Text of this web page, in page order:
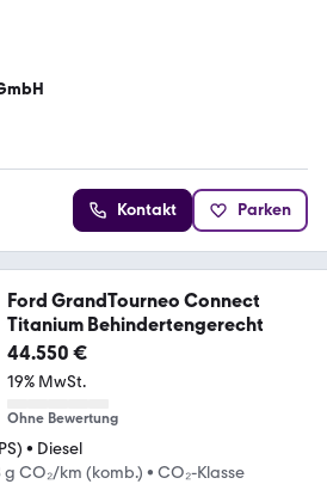
Kontakt Parken
Ford GrandTourneo Connect
Titanium Behindertengerecht
44.550 €
19% MwSt.
Ohne Bewertung
• Diesel
g CO₂/km (komb.) • CO₂-Klasse